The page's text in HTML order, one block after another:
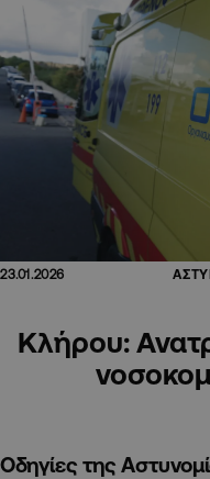
23.01.2026
Κλήρου:
Οδηγίες της